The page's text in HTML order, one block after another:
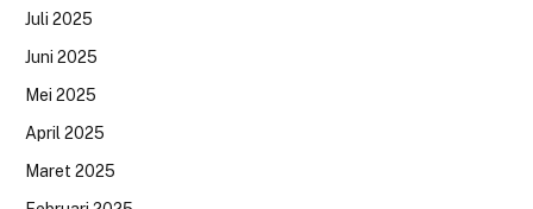
Juli 2025
Juni 2025
Mei 2025
April 2025
Maret 2025